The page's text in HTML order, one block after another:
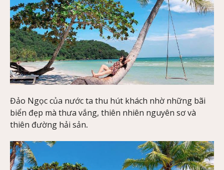
Đảo Ngọc của nước ta thu hút khách nhờ những bãi
biển đẹp mà thưa vắng, thiên nhiên nguyên sơ và
thiên đường hải sản.